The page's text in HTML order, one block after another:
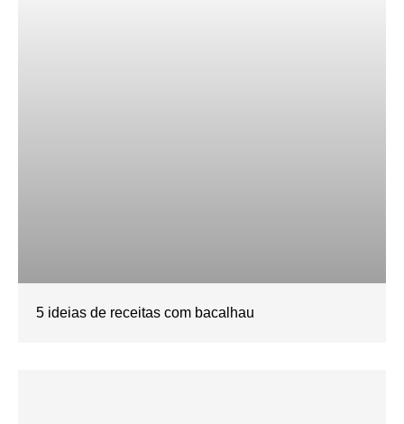
5 ideias de receitas com bacalhau